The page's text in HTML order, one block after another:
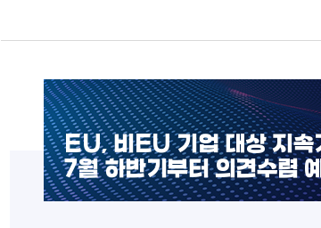
EU, 비EU 기업 대상 지
7월 하반기부터 의견수렴